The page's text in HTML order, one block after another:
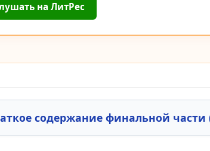
на ЛитРес
содержание финальной